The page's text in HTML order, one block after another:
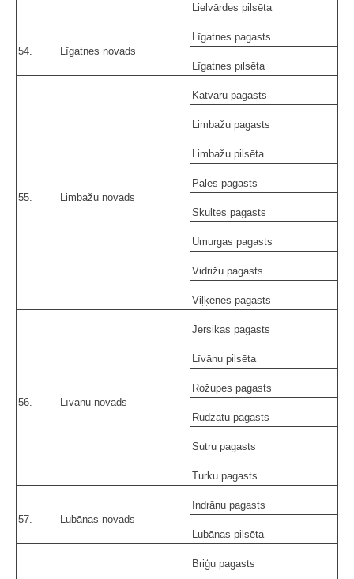
Lielvārdes pilsēta
54. Līgatnes novads
Līgatnes pagasts
Līgatnes pilsēta
55. Limbažu novads
Katvaru pagasts
Limbažu pagasts
Limbažu pilsēta
Pāles pagasts
Skultes pagasts
Umurgas pagasts
Vidrižu pagasts
Viļķenes pagasts
56. Līvānu novads
Jersikas pagasts
Līvānu pilsēta
Rožupes pagasts
Rudzātu pagasts
Sutru pagasts
Turku pagasts
57. Lubānas novads
Indrānu pagasts
Lubānas pilsēta
Briģu pagasts